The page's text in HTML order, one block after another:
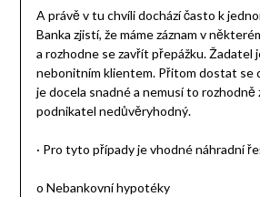
A právě v tu chvíli dochází často k
Banka zjistí, že máme záznam v
a rozhodne se zavřít přepážku. Žadatel
nebonitním klientem. Přitom dostat se
je docela snadné a nemusí to rozhodně
podnikatel nedůvěryhodný.
· Pro tyto případy je vhodné náhradní
o Nebankovní hypotéky